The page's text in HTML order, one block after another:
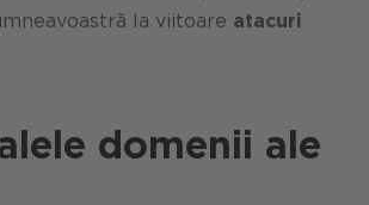
la viitoare atacuri
domenii ale